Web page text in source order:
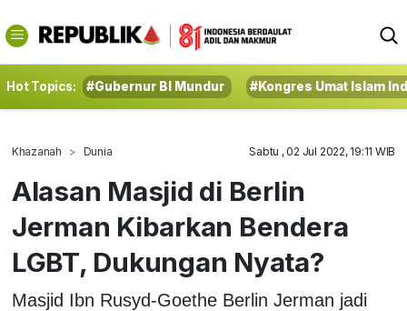
Hot Topics: #Gubernur BI Mundur #Kongres Umat Islam
Khazanah Dunia Sabtu , 02 Jul 2022, 19:11 WIB
Alasan Masjid di Berlin
Jerman Kibarkan Bendera
LGBT, Dukungan Nyata?
Masjid Ibn Rusyd-Goethe Berlin Jerman jadi